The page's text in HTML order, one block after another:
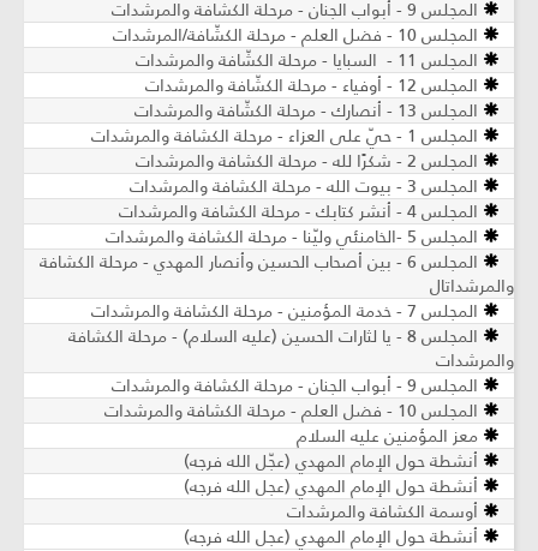
المجلس 9 - أبواب الجنان - مرحلة الكشافة والمرشدات
المجلس 10 - فضل العلم - مرحلة الكشّافة/المرشدات
المجلس 11 - السبايا - مرحلة الكشّافة والمرشدات
المجلس 12 - أوفياء - مرحلة الكشّافة والمرشدات
المجلس 13 - أنصارك - مرحلة الكشّافة والمرشدات
المجلس 1 - حيّ على العزاء - مرحلة الكشافة والمرشدات
المجلس 2 - شكرًا لله - مرحلة الكشافة والمرشدات
المجلس 3 - بيوت الله - مرحلة الكشافة والمرشدات
المجلس 4 - أنشر كتابك - مرحلة الكشافة والمرشدات
المجلس 5 -الخامنئي وليّنا - مرحلة الكشافة والمرشدات
المجلس 6 - بين أصحاب الحسين وأنصار المهدي - مرحلة الكشافة
والمرشداتال
المجلس 7 - خدمة المؤمنين - مرحلة الكشافة والمرشدات
المجلس 8 - يا لثارات الحسين (عليه السلام) - مرحلة الكشافة
والمرشدات
المجلس 9 - أبواب الجنان - مرحلة الكشافة والمرشدات
المجلس 10 - فضل العلم - مرحلة الكشافة والمرشدات
معز المؤمنين عليه السلام
أنشطة حول الإمام المهدي (عجّل الله فرجه)
أنشطة حول الإمام المهدي (عجل الله فرجه)
أوسمة الكشافة والمرشدات
أنشطة حول الإمام المهدي (عجل الله فرجه)